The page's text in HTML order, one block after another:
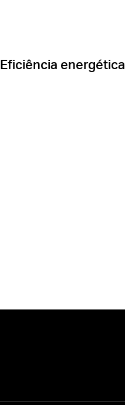
Eficiência energética